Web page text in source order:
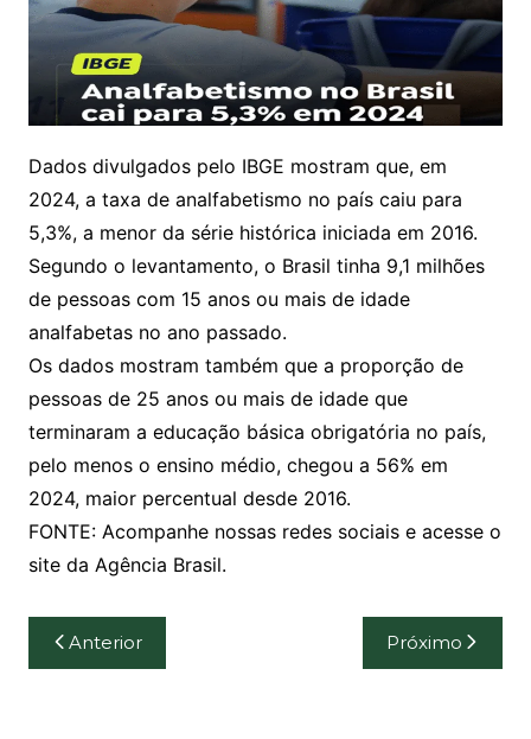
Dados divulgados pelo IBGE mostram que, em
2024, a taxa de analfabetismo no país caiu para
5,3%, a menor da série histórica iniciada em 2016.
Segundo o levantamento, o Brasil tinha 9,1 milhões
de pessoas com 15 anos ou mais de idade
analfabetas no ano passado.
Os dados mostram também que a proporção de
pessoas de 25 anos ou mais de idade que
terminaram a educação básica obrigatória no país,
pelo menos o ensino médio, chegou a 56% em
2024, maior percentual desde 2016.
FONTE: Acompanhe nossas redes sociais e acesse o
site da Agência Brasil.
Navegação
de
Anterior Próximo